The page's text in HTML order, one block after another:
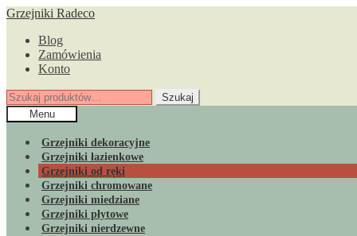
Przejdź
nawigacji
Przejdź
treści
Grzejniki Radeco
Blog
Zamówienia
Konto
Szukaj:
Szukaj
Menu
Grzejniki dekoracyjne
Grzejniki łazienkowe
Grzejniki od ręki
Grzejniki chromowane
Grzejniki miedziane
Grzejniki płytowe
Grzejniki nierdzewne